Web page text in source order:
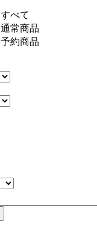
すべて
通常商品
予約商品